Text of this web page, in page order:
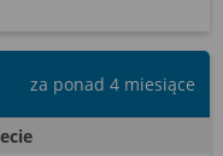
za ponad 4 miesiące